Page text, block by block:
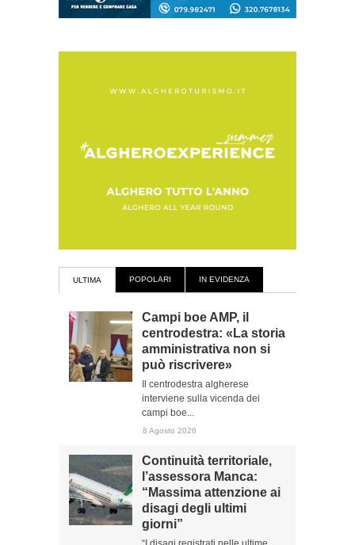
ULTIMA POPOLARI IN EVIDENZA
Campi boe AMP, il
centrodestra: «La storia
amministrativa non si
può riscrivere»
Il centrodestra algherese
interviene sulla vicenda dei
campi boe...
8 Agosto 2026
Continuità territoriale,
l’assessora Manca:
“Massima attenzione ai
disagi degli ultimi
giorni”